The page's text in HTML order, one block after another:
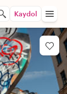
Kaydol